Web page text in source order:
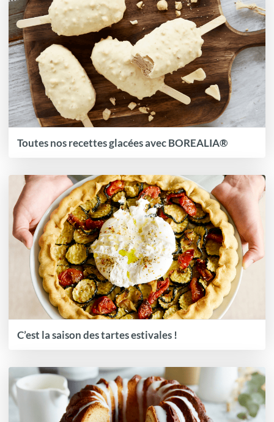
Toutes nos recettes glacées avec BOREALIA®
C’est la saison des tartes estivales !